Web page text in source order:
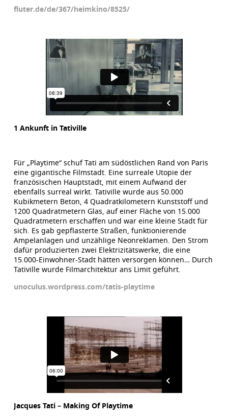
fluter.de/de/367/heimkino/8525/
1 Ankunft in Tativille
Für „Playtime“ schuf Tati am südöstlichen Rand von Paris
eine gigantische Filmstadt. Eine surreale Utopie der
französischen Hauptstadt, mit einem Aufwand der
ebenfalls surreal wirkt. Tativille wurde aus 50.000
Kubikmetern Beton, 4 Quadratkilometern Kunststoff und
1200 Quadratmetern Glas, auf einer Fläche von 15.000
Quadratmetern erschaffen und war eine kleine Stadt für
sich. Es gab gepflasterte Straßen, funktionierende
Ampelanlagen und unzählige Neonreklamen. Den Strom
dafür produzierten zwei Elektrizitätswerke, die eine
15.000-Einwohner-Stadt hätten versorgen können… Durch
Tativille wurde Filmarchitektur ans Limit geführt.
unoculus.wordpress.com/tatis-playtime
Jacques Tati – Making Of Playtime